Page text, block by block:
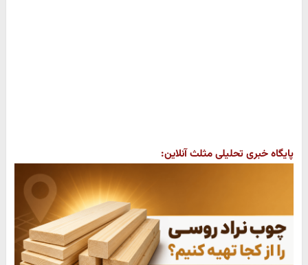
پایگاه خبری تحلیلی مثلث آنلاین: